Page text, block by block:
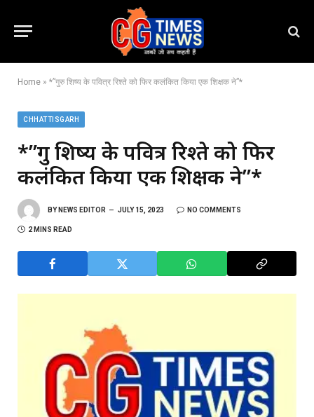
Home » *”गुरु शिष्य के पवित्र रिश्ते को फिर कलंकित किया एक शिक्षक ने”*
CHHATTISGARH
*”गुरु शिष्य के पवित्र रिश्ते को फिर
कलंकित किया एक शिक्षक ने”*
BY NEWS EDITOR JULY 15, 2023 NO COMMENTS
2 MINS READ